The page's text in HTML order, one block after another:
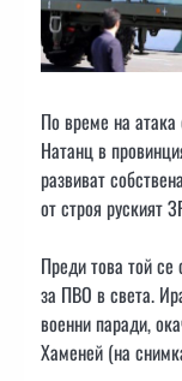
По време на
Натанц в
развиват
от строя руският
Преди това той
за ПВО в света.
военни паради,
Хаменей (на